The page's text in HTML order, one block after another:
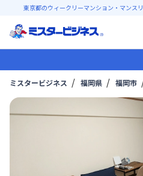
東京都のウィークリーマンション・マンス
ミスタービジネス 福岡県 福岡市